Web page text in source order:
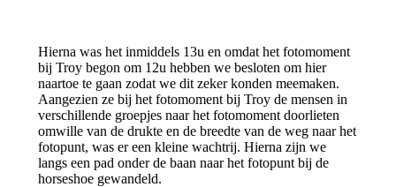
Hierna was het inmiddels 13u en omdat het fotomoment
bij Troy begon om 12u hebben we besloten om hier
naartoe te gaan zodat we dit zeker konden meemaken.
Aangezien ze bij het fotomoment bij Troy de mensen in
verschillende groepjes naar het fotomoment doorlieten
omwille van de drukte en de breedte van de weg naar het
fotopunt, was er een kleine wachtrij. Hierna zijn we
langs een pad onder de baan naar het fotopunt bij de
horseshoe gewandeld.